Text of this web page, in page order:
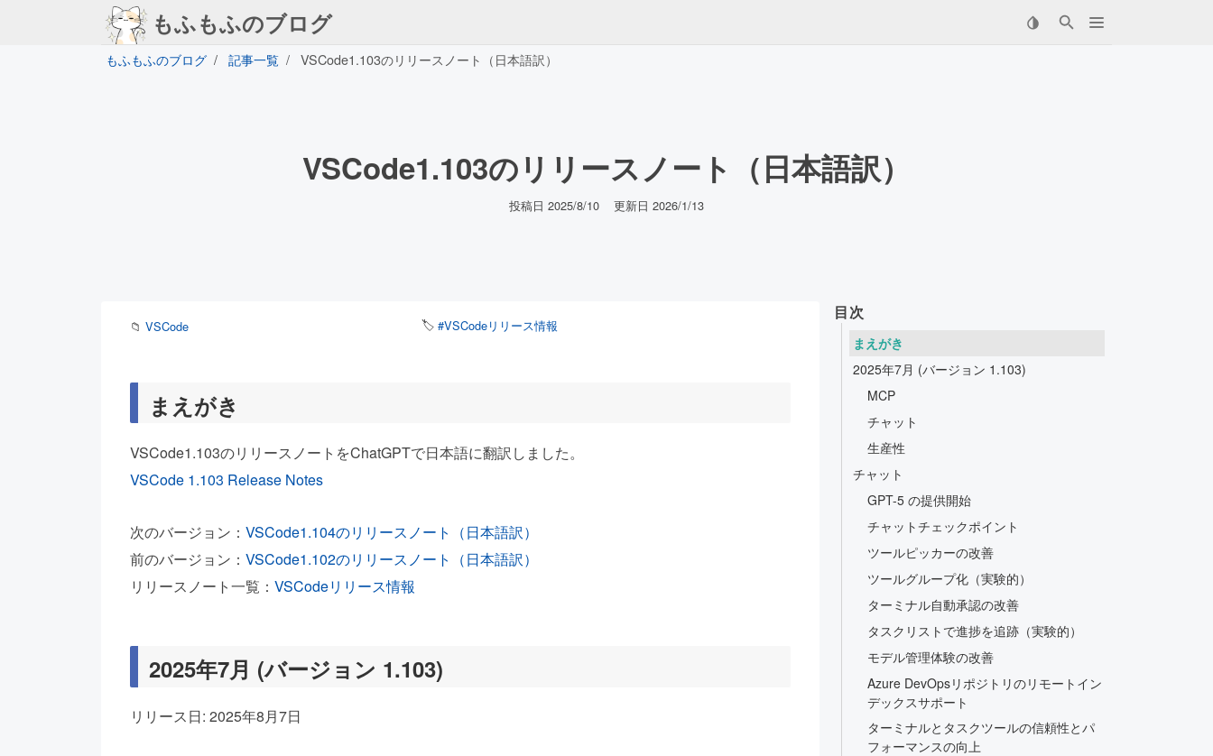
もふもふのブログ
もふもふのブログ 記事一覧 VSCode1.103のリリースノート（日本語訳）
VSCode1.103のリリースノート（日本語訳）
投稿日 2025/8/10 更新日 2026/1/13
📁 VSCode 🏷️ #VSCodeリリース情報
まえがき
VSCode1.103のリリースノートをChatGPTで日本語に翻訳しました。
VSCode 1.103 Release Notes
次のバージョン： VSCode1.104のリリースノート（日本語訳）
前のバージョン： VSCode1.102のリリースノート（日本語訳）
リリースノート一覧： VSCodeリリース情報
2025年7月 (バージョン 1.103)
リリース日: 2025年8月7日
目次
まえがき
2025年7月 (バージョン 1.103)
MCP
チャット
生産性
チャット
GPT-5 の提供開始
チャットチェックポイント
ツールピッカーの改善
ツールグループ化（実験的）
ターミナル自動承認の改善
タスクリストで進捗を追跡（実験的）
モデル管理体験の改善
Azure DevOpsリポジトリのリモートイン
デックスサポート
ターミナルとタスクツールの信頼性とパ
フォーマンスの向上